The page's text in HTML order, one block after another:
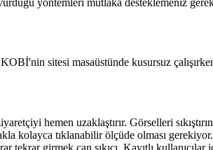
sitesi masaüstünde kusursuz
hemen uzaklaştırır. Görselleri
kolayca tıklanabilir ölçüde olması gerekiyor.
tekrar girmek can sıkıcı. Kayıtlı